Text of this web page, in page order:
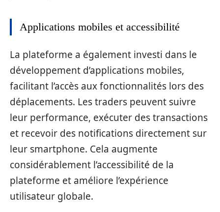
Applications mobiles et accessibilité
La plateforme a également investi dans le
développement d’applications mobiles,
facilitant l’accès aux fonctionnalités lors des
déplacements. Les traders peuvent suivre
leur performance, exécuter des transactions
et recevoir des notifications directement sur
leur smartphone. Cela augmente
considérablement l’accessibilité de la
plateforme et améliore l’expérience
utilisateur globale.